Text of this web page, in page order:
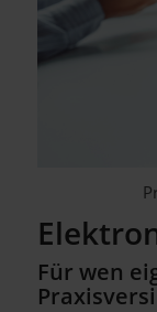
Für wen